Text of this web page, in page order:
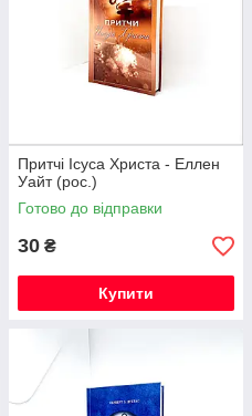
Притчі Ісуса Христа - Еллен
Уайт (рос.)
Готово до відправки
30 ₴
Купити